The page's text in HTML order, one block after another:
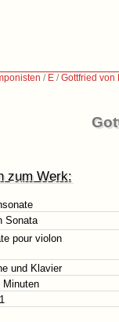
/ E /Gottfried von
zum Werk:
Sonata
pour violon
und Klavier
Minuten